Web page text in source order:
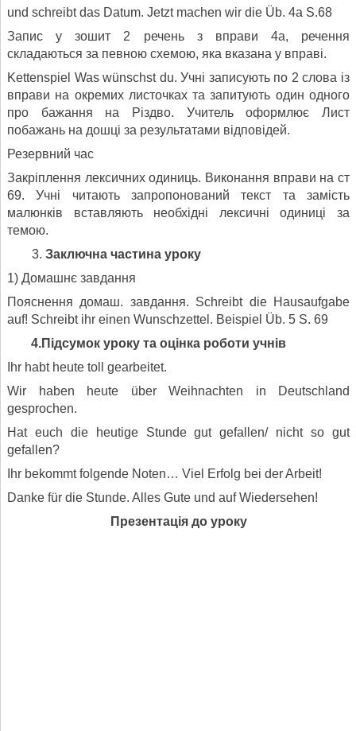
und schreibt das Datum. Jetzt machen wir die Üb. 4a S.68
Запис у зошит 2 речень з вправи 4а, речення
складаються за певною схемою, яка вказана у вправі.
Kettenspiel Was wünschst du. Учні записують по 2 слова із
вправи на окремих листочках та запитують один одного
про бажання на Різдво. Учитель оформлює Лист
побажань на дошці за результатами відповідей.
Резервний час
Закріплення лексичних одиниць. Виконання вправи на ст
69. Учні читають запропонований текст та замість
малюнків вставляють необхідні лексичні одиниці за
темою.
Заключна частина уроку
1) Домашнє завдання
Пояснення домаш. завдання. Schreibt die Hausaufgabe
auf! Schreibt ihr einen Wunschzettel. Beispiel Üb. 5 S. 69
4.Підсумок уроку та оцінка роботи учнів
Ihr habt heute toll gearbeitet.
Wir haben heute über Weihnachten in Deutschland
gesprochen.
Hat euch die heutige Stunde gut gefallen/ nicht so gut
gefallen?
Ihr bekommt folgende Noten… Viel Erfolg bei der Arbeit!
Danke für die Stunde. Alles Gute und auf Wiedersehen!
Презентація до уроку